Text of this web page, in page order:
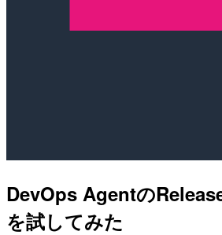
DevOps Agentの
を試してみた